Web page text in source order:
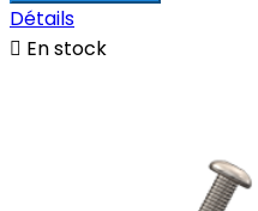
Détails
 En stock